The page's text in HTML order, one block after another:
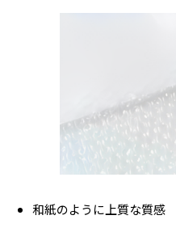
和紙のように上質な質感